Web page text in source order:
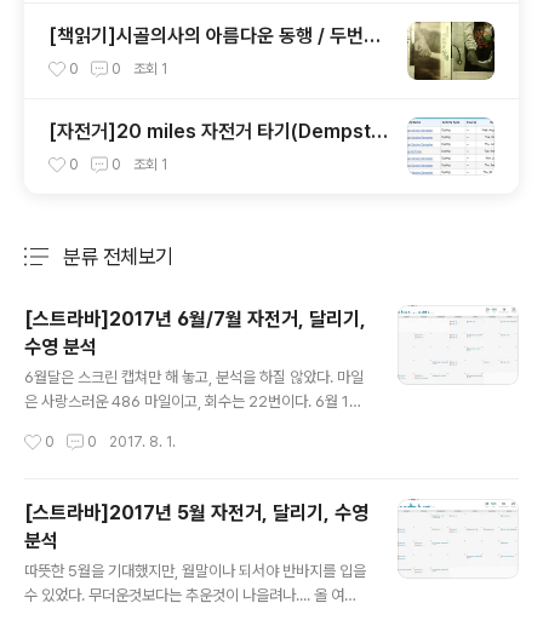
[책읽기]시골의사의 아름다운 동행 / 두번째
이야기 - 박경철
0 0 조회 1
[자전거]20 miles 자전거 타기(Dempste
r-Glencoe golf club), Mar/06/2014
0 0 조회 1
분류 전체보기
[스트라바]2017년 6월/7월 자전거, 달리기,
수영 분석
6월달은 스크린 캡쳐만 해 놓고, 분석을 하질 않았다. 마일
은 사랑스러운 486 마일이고, 회수는 22번이다. 6월 1일
속이 19.3이다. 그때 KOM 도 하나 먹었다. 그 친구랑 같이
시 뺏어 갈거라고 해서. Your KOM이라고 했다.7월달은
646마일이라 많이 탔구나 생각했는데, 작년결과를 열어보
니, 705마일.. 이런 작년보다 많이 못탔구나. 아.. 역시 자
꾸 까먹으니까 옛날 자료를 읽어보고 귀찮고, 힘들때마다.
beat yesterday를 생각했어야 했는데, 조금은 아쉽다.
0 0 2017. 8. 1.
[스트라바]2017년 5월 자전거, 달리기, 수영
분석
따뜻한 5월을 기대했지만, 월말이나 되서야 반바지를 입을
수 있었다. 무더운것보다는 추운것이 나을려나.... 올 여름